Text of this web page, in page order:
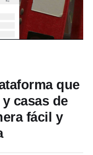
que
casas de
fácil y